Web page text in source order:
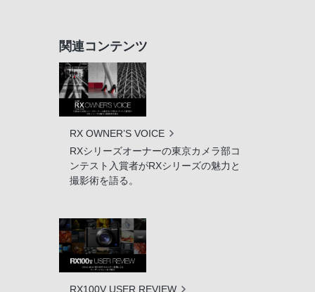
関連コンテンツ
RX OWNER’S VOICE
RXシリーズオーナーの東京カメラ部コ
ンテスト入賞者がRXシリーズの魅力と
撮影術を語る。
RX100V USER REVIEW